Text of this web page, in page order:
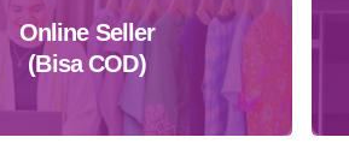
Online Seller
(Bisa COD)